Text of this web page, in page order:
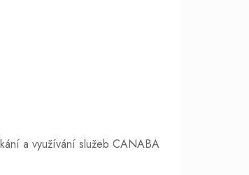
a využívání služeb CANABA